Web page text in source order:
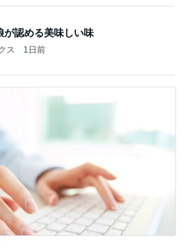
が認める美味しい味
ス 1日前